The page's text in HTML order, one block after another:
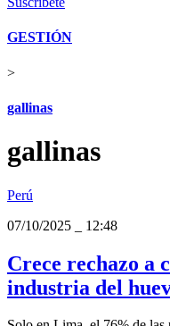
GESTIÓN
>
gallinas
gallinas
Perú
07/10/2025
12:48
Crece rechazo a
industria del